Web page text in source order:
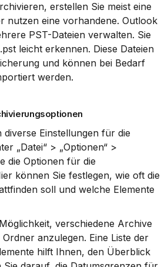
erstellen Sie meist eine
nutzen eine vorhandene. Outlook
PST-Dateien verwalten. Sie
leicht erkennen. Diese Dateien
und können bei Bedarf
werden.
Einstellungen für die
„Datei“ > „Optionen“ >
die Optionen für die
können Sie festlegen, wie oft die
soll und welche Elemente
verschiedene Archive
anzulegen. Eine Liste der
hilft Ihnen, den Überblick